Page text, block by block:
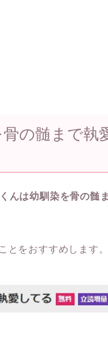
骨の髄まで執
んは幼馴染を骨の髄
とをおすすめします。